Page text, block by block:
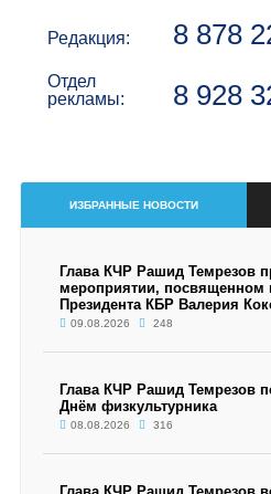
Редакция: 8 878
Отдел
рекламы:
8 928
ИЗБРАННЫЕ НОВОСТИ
Глава КЧР Рашид Темрезов
мероприятии, посвященном
Президента КБР Валерия
09.08.2026 248
Глава КЧР Рашид Темрезов
Днём физкультурника
08.08.2026 316